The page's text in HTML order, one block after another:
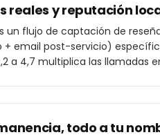
reales y reputación
un flujo de captación de
+ email post-servicio)
a 4,7 multiplica las llamadas
todo a tu